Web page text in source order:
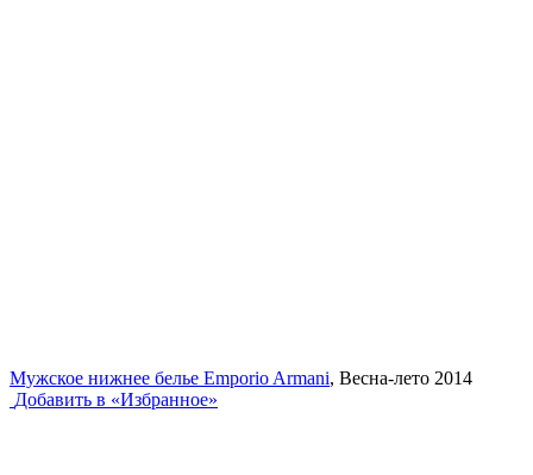
Мужское нижнее белье Emporio Armani, Весна-лето 2014
Добавить в «Избранное»